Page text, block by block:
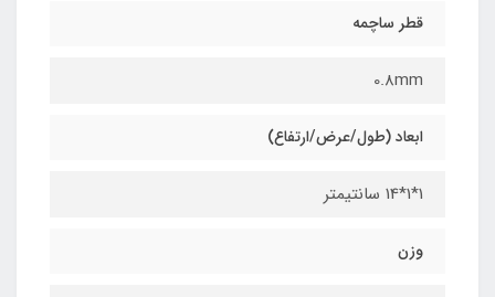
قطر ساچمه
0.8mm
ابعاد (طول/عرض/ارتفاع)
1*1*14 سانتیمتر
وزن